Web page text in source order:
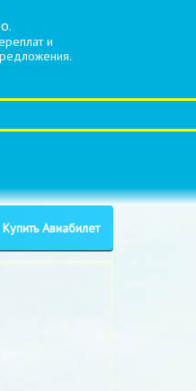
и
Купить Авиабилет